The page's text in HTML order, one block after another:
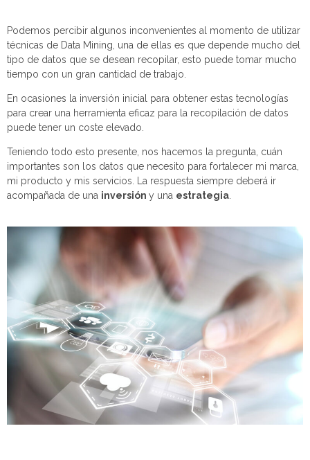
Podemos percibir algunos inconvenientes al momento de utilizar
técnicas de Data Mining, una de ellas es que depende mucho del
tipo de datos que se desean recopilar, esto puede tomar mucho
tiempo con un gran cantidad de trabajo.
En ocasiones la inversión inicial para obtener estas tecnologías
para crear una herramienta eficaz para la recopilación de datos
puede tener un coste elevado.
Teniendo todo esto presente, nos hacemos la pregunta, cuán
importantes son los datos que necesito para fortalecer mi marca,
mi producto y mis servicios. La respuesta siempre deberá ir
acompañada de una inversión y una estrategia.